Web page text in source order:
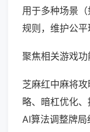
用于多种场景
规则，维护公平
聚焦相关游戏功
芝麻红中麻将
略、暗杠优化
AI算法调整牌局